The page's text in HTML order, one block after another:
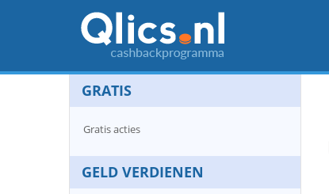
GRATIS
Gratis acties
GELD VERDIENEN